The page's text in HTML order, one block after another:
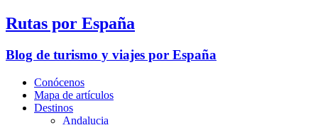
Rutas por España
Blog de turismo y viajes por España
Conócenos
Mapa de artículos
Destinos
Andalucia